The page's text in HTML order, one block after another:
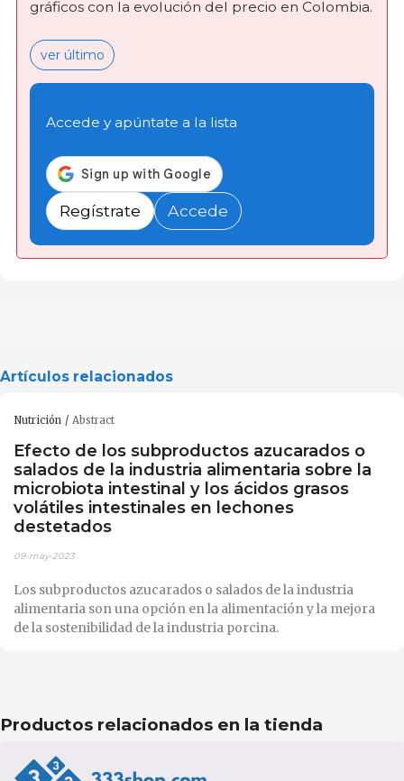
gráficos con la evolución del precio en Colombia.
ver último
Accede y apúntate a la lista
Regístrate Accede
Artículos relacionados
Nutrición Abstract
Efecto de los subproductos azucarados o
salados de la industria alimentaria sobre la
microbiota intestinal y los ácidos grasos
volátiles intestinales en lechones
destetados
09-may-2023
Los subproductos azucarados o salados de la industria
alimentaria son una opción en la alimentación y la mejora
de la sostenibilidad de la industria porcina.
Productos relacionados en la tienda